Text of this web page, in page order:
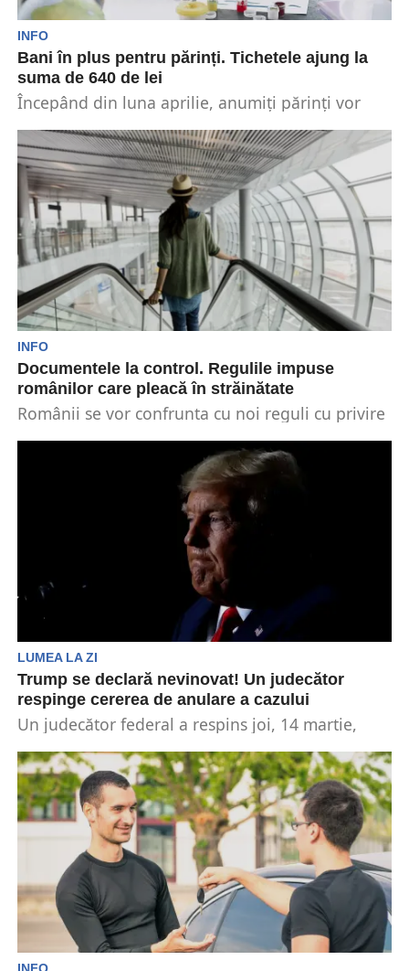
INFO
Bani în plus pentru părinți. Tichetele ajung la
suma de 640 de lei
Începând din luna aprilie, anumiți părinți vor
INFO
Documentele la control. Regulile impuse
românilor care pleacă în străinătate
Românii se vor confrunta cu noi reguli cu privire
LUMEA LA ZI
Trump se declară nevinovat! Un judecător
respinge cererea de anulare a cazului
Un judecător federal a respins joi, 14 martie,
Trump, de...